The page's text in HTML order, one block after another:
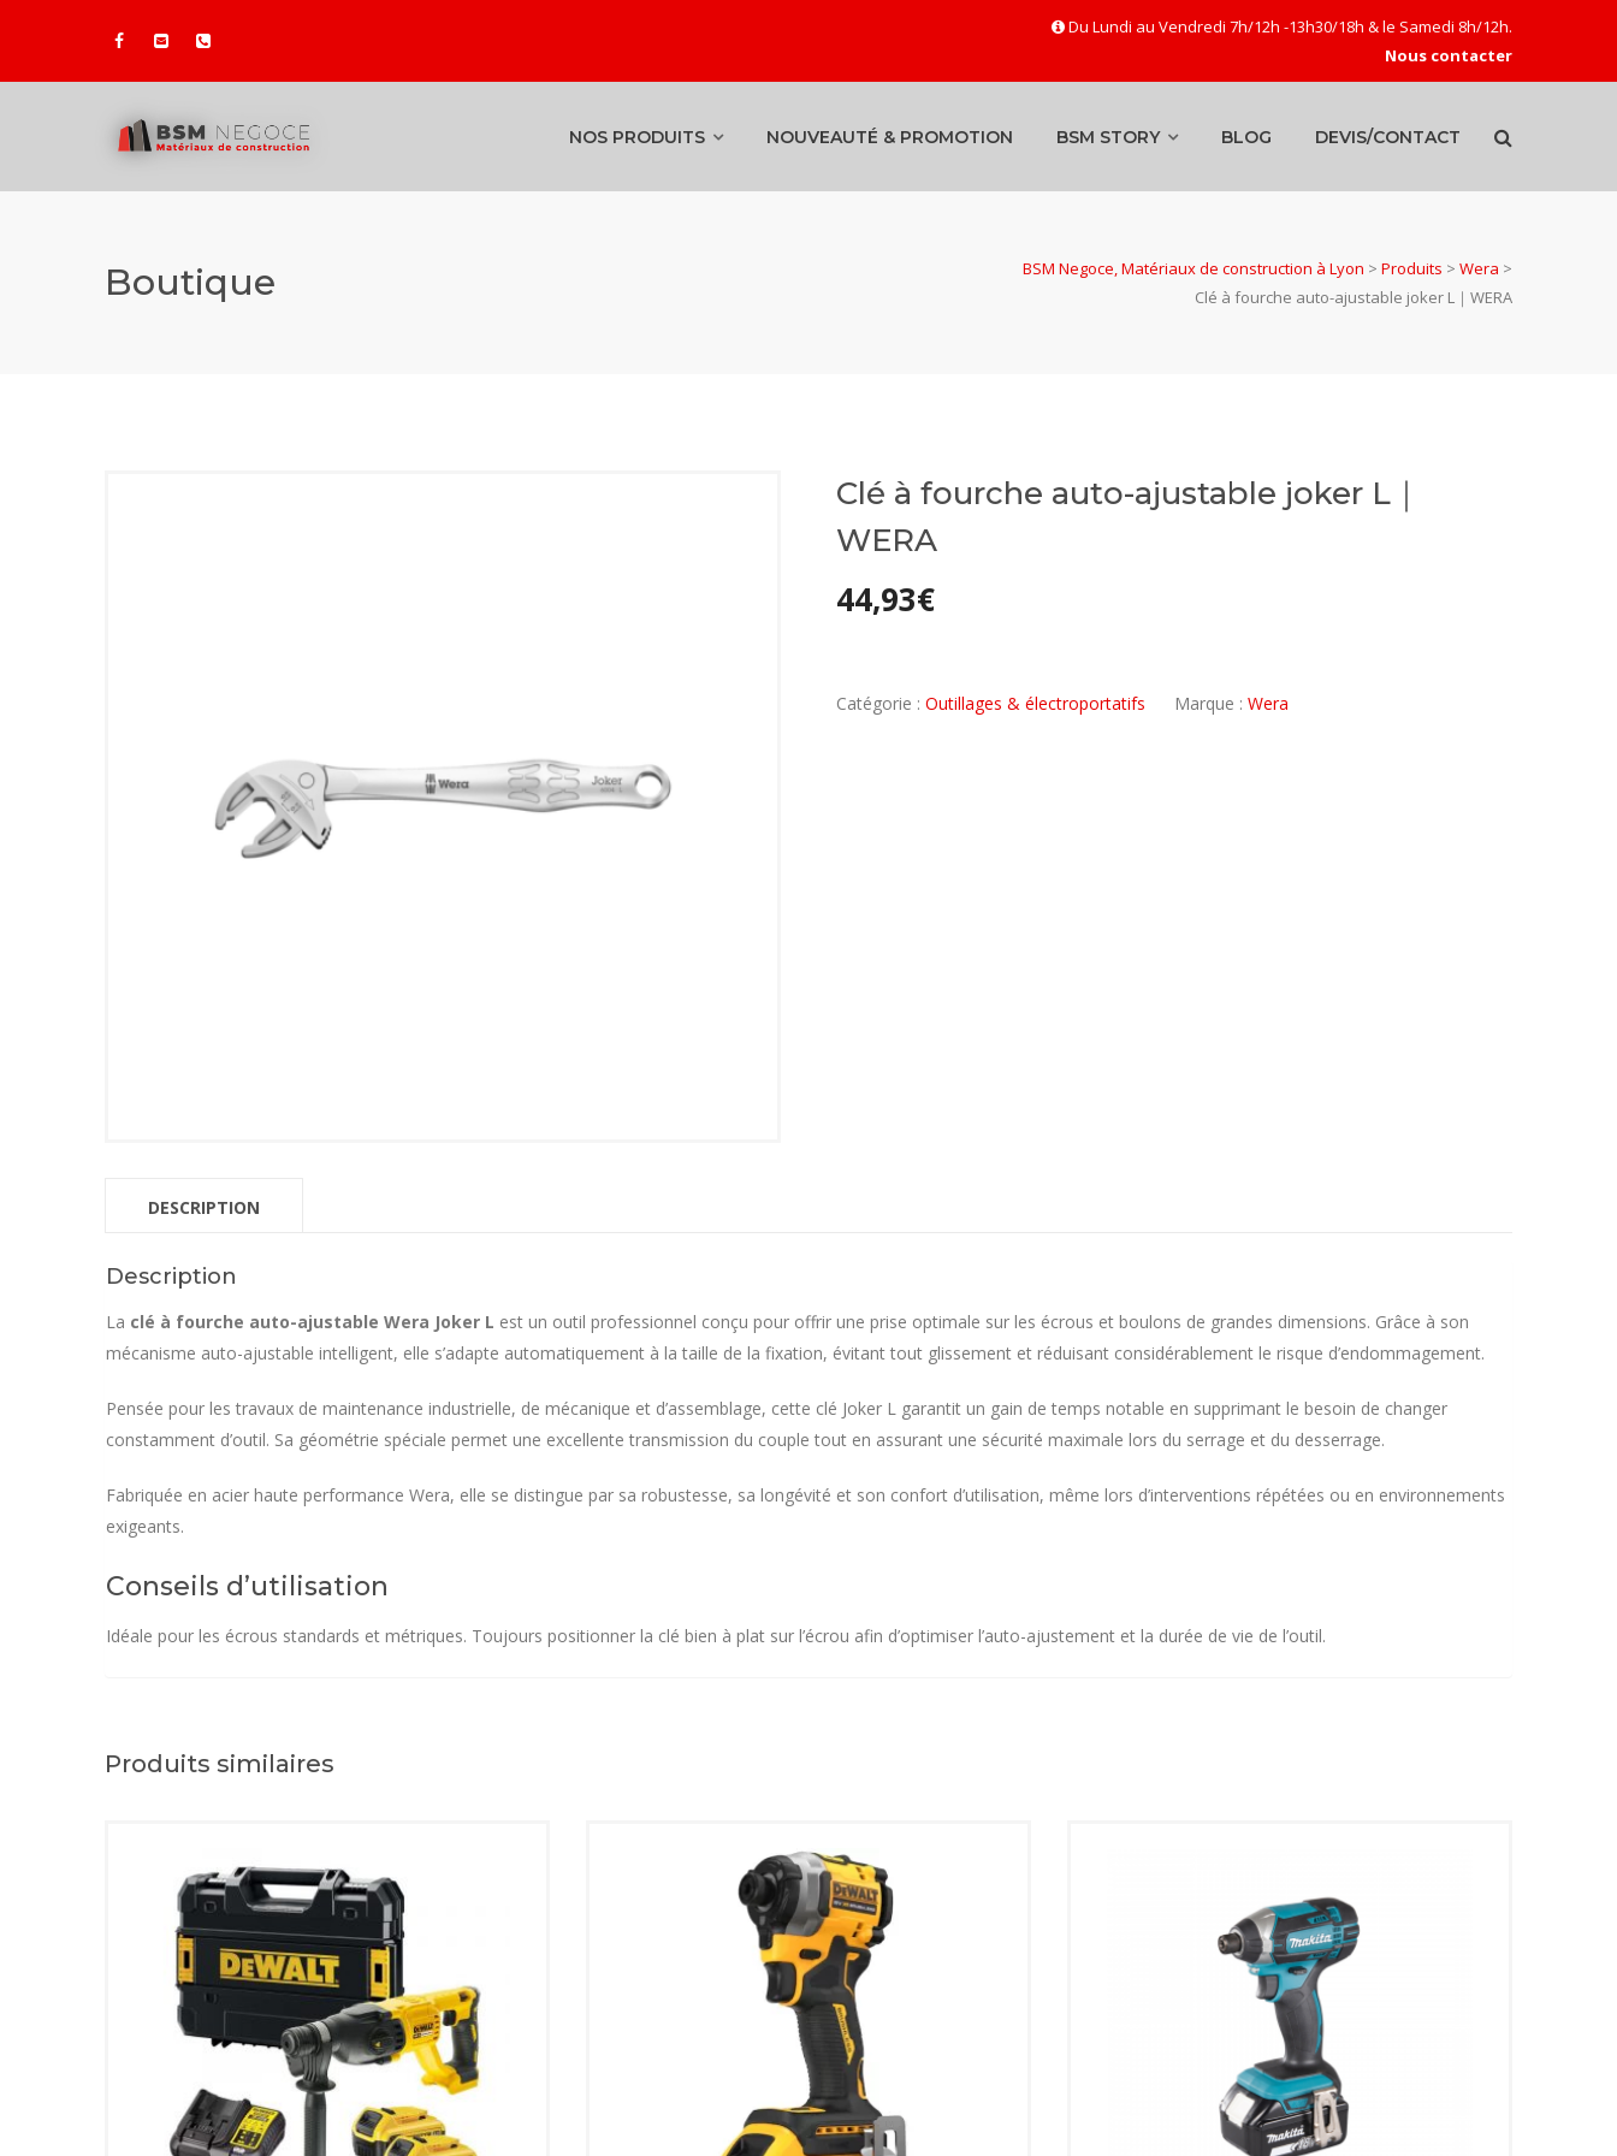
Du Lundi au Vendredi 7h/12h -13h30/18h & le Samedi 8h/12h.
Nous contacter
NOS PRODUITS NOUVEAUTÉ & PROMOTION BSM STORY BLOG DEVIS/CONTACT
Boutique BSM Negoce, Matériaux de construction à Lyon > Produits > Wera >
Clé à fourche auto-ajustable joker L｜WERA
Clé à fourche auto-ajustable joker L｜
WERA
44,93€
Catégorie :Outillages & électroportatifs Marque :Wera
DESCRIPTION
Description
La clé à fourche auto-ajustable Wera Joker L est un outil professionnel conçu pour offrir une prise optimale sur les écrous et boulons de grandes dimensions. Grâce à son
mécanisme auto-ajustable intelligent, elle s’adapte automatiquement à la taille de la fixation, évitant tout glissement et réduisant considérablement le risque d’endommagement.
Pensée pour les travaux de maintenance industrielle, de mécanique et d’assemblage, cette clé Joker L garantit un gain de temps notable en supprimant le besoin de changer
constamment d’outil. Sa géométrie spéciale permet une excellente transmission du couple tout en assurant une sécurité maximale lors du serrage et du desserrage.
Fabriquée en acier haute performance Wera, elle se distingue par sa robustesse, sa longévité et son confort d’utilisation, même lors d’interventions répétées ou en environnements
exigeants.
Conseils d’utilisation
Idéale pour les écrous standards et métriques. Toujours positionner la clé bien à plat sur l’écrou afin d’optimiser l’auto-ajustement et la durée de vie de l’outil.
Produits similaires